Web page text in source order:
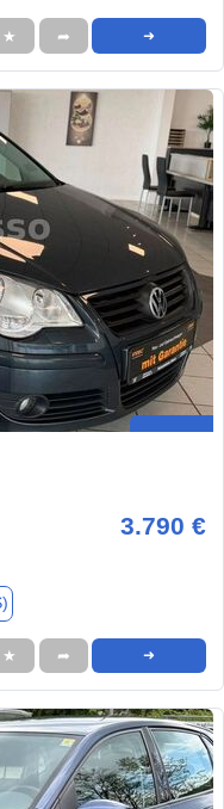
★ ➦ ➜
3.790 €
★ ➦ ➜